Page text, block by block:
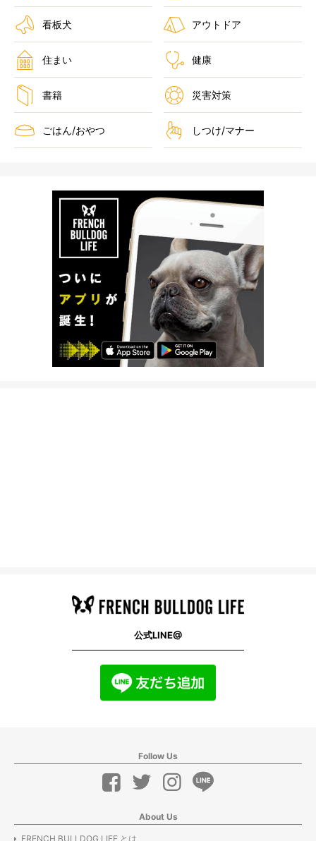
看板犬 アウトドア
住まい 健康
書籍 災害対策
ごはん/おやつ しつけ/マナー
公式LINE@
Follow Us
About Us
FRENCH BULLDOG LIFE とは